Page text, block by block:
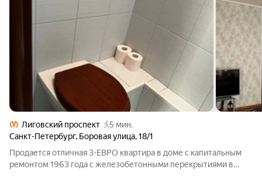
Лиговский проспект
5 мин.
Санкт-Петербург, Боровая улица,18/1
Продается отличная 3-ЕВРО квартира в доме с капитальным
ремонтом 1963 года с железобетонными перекрытиями в